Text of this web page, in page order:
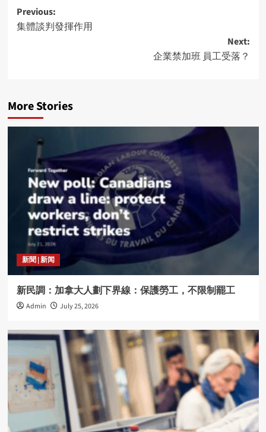
Post
navigation
Previous:
集體談判發揮作用
Next:
企業禁加班 員工受落？
More Stories
新聞 | 新闻
新民調：加拿大人劃下界線：保護勞工，不限制罷工
Admin July 25, 2026